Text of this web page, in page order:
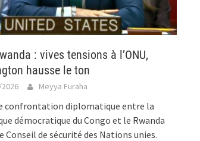
: vives tensions à l’ONU,
hausse le ton
Meyya Furaha
confrontation diplomatique entre la
démocratique du Congo et le Rwanda
Conseil de sécurité des Nations unies.